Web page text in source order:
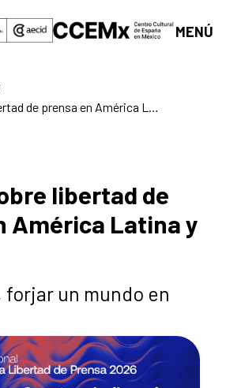
MENÚ
Diálogo sobre libertad de prensa en América Latina y el Caribe
libertad de
América Latina y
forjar un mundo en